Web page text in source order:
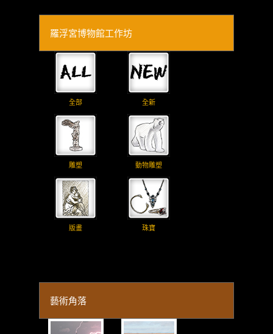
羅浮宮博物館工作坊
全部 全新
雕塑 動物雕塑
版畫 珠寶
藝術角落